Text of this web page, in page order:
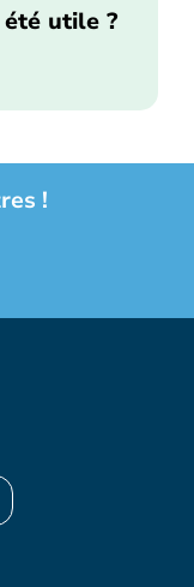
utile ?
!